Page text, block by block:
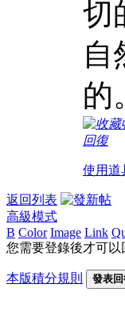
切
自
的
回復
使用道
返回列表
高級模式
B Color Image Link
您需要登錄後才可以
本版積分規則 發表